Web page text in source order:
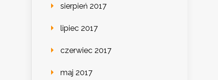
sierpień 2017
lipiec 2017
czerwiec 2017
maj 2017